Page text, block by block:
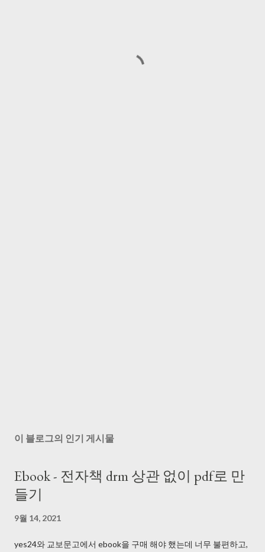
이 블로그의 인기 게시물
Ebook - 전자책 drm 상관 없이 pdf로 만
들기
9월 14, 2021
yes24와 교보문고에서 ebook을 구매 해야 했는데 너무 불편하고,